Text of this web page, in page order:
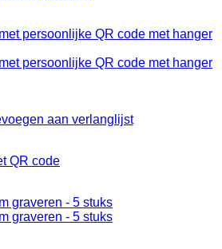
aan verlanglijst
QR code